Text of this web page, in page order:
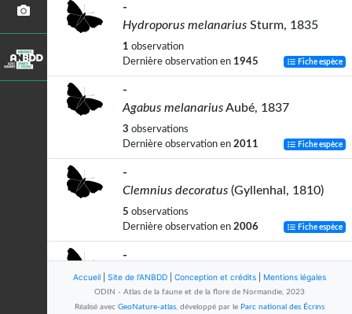
-
Hydroporus melanarius Sturm, 1835
1 observation
Dernière observation en 1945 Fiche espèce
-
Agabus melanariusAubé, 1837
3 observations
Dernière observation en 2011 Fiche espèce
-
Clemnius decoratus (Gyllenhal, 1810)
5 observations
Dernière observation en 2006 Fiche espèce
-
Graptodytes granularis(Linnaeus, 1767)
7observations
Dernière observation en2006 Fiche espèce
Accueil Site de l'ANBDD Conception et crédits Mentions légales
ODIN - Atlas de la faune et de la flore de Normandie, 2023
Réalisé avec GeoNature-atlas, développé par le Parc national des Écrins